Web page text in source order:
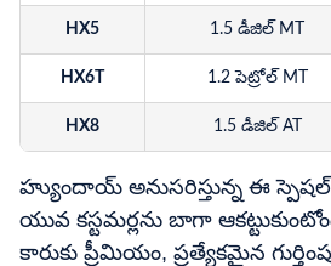
HX5 1.5 డీజిల్ MT
HX6T 1.2 పెట్రోల్ MT
HX8 1.5 డీజిల్ AT
1.0 టర్బో పెట్రోల్ DCT
హ్యుందాయ్ అనుసరిస్తున్న ఈ
యువ కస్టమర్లను బాగా
కారుకు ప్రీమియం, ప్రత్యేకమైన